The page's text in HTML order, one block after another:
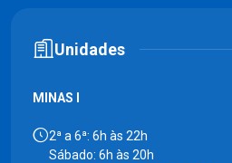
Unidades
MINAS I
2ª a 6ª: 6h às 22h
Sábado: 6h às 20h